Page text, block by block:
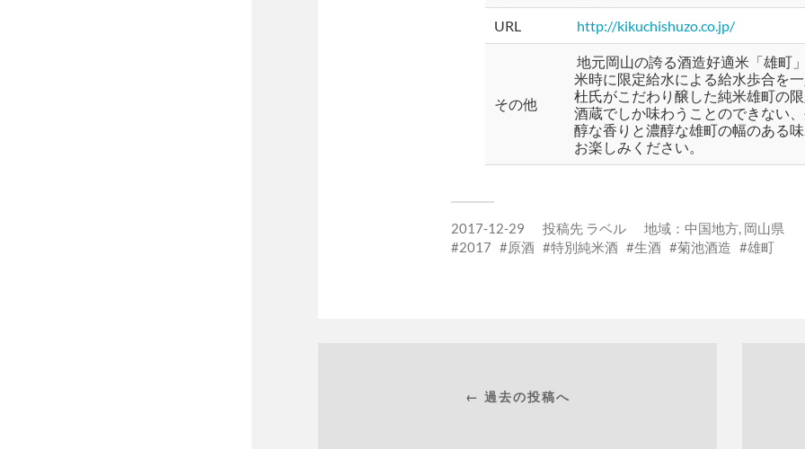
URL http://kikuchishuzo.co.jp/
その他
地元岡山の誇る酒造好適米「雄町
米時に限定給水による給水歩合を
杜氏がこだわり醸した純米雄町の
酒蔵でしか味わうことのできない
醇な香りと濃醇な雄町の幅のある
お楽しみください。
2017-12-29 投稿先 ラベル 地域： 中国地方, 岡山県
2017
原酒 特別純米酒 生酒 菊池酒造 雄町
← 過去の投稿へ